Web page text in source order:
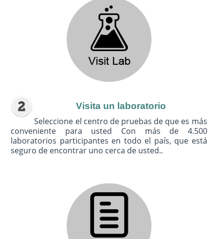
Visita un laboratorio
Seleccione el centro de pruebas de que es más
conveniente para usted Con más de 4.500
laboratorios participantes en todo el país, que está
seguro de encontrar uno cerca de usted..